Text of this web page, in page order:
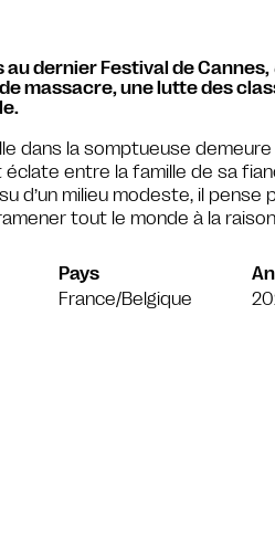
au dernier Festival de Cannes,
massacre, une lutte des
dans la somptueuse
entre la famille de sa
d’un milieu modeste, il pense
tout le monde à la
Pays
France/Belgique